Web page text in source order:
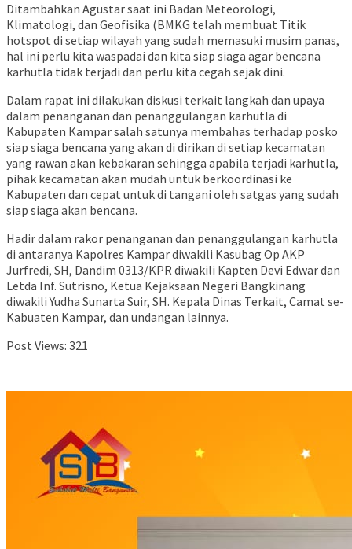
Ditambahkan Agustar saat ini Badan Meteorologi,
Klimatologi, dan Geofisika (BMKG telah membuat Titik
hotspot di setiap wilayah yang sudah memasuki musim panas,
hal ini perlu kita waspadai dan kita siap siaga agar bencana
karhutla tidak terjadi dan perlu kita cegah sejak dini.
Dalam rapat ini dilakukan diskusi terkait langkah dan upaya
dalam penanganan dan penanggulangan karhutla di
Kabupaten Kampar salah satunya membahas terhadap posko
siap siaga bencana yang akan di dirikan di setiap kecamatan
yang rawan akan kebakaran sehingga apabila terjadi karhutla,
pihak kecamatan akan mudah untuk berkoordinasi ke
Kabupaten dan cepat untuk di tangani oleh satgas yang sudah
siap siaga akan bencana.
Hadir dalam rakor penanganan dan penanggulangan karhutla
di antaranya Kapolres Kampar diwakili Kasubag Op AKP
Jurfredi, SH, Dandim 0313/KPR diwakili Kapten Devi Edwar dan
Letda Inf. Sutrisno, Ketua Kejaksaan Negeri Bangkinang
diwakili Yudha Sunarta Suir, SH. Kepala Dinas Terkait, Camat se-
Kabuaten Kampar, dan undangan lainnya.
Post Views: 321